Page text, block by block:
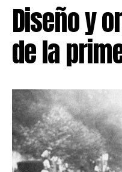
Diseño y
de la